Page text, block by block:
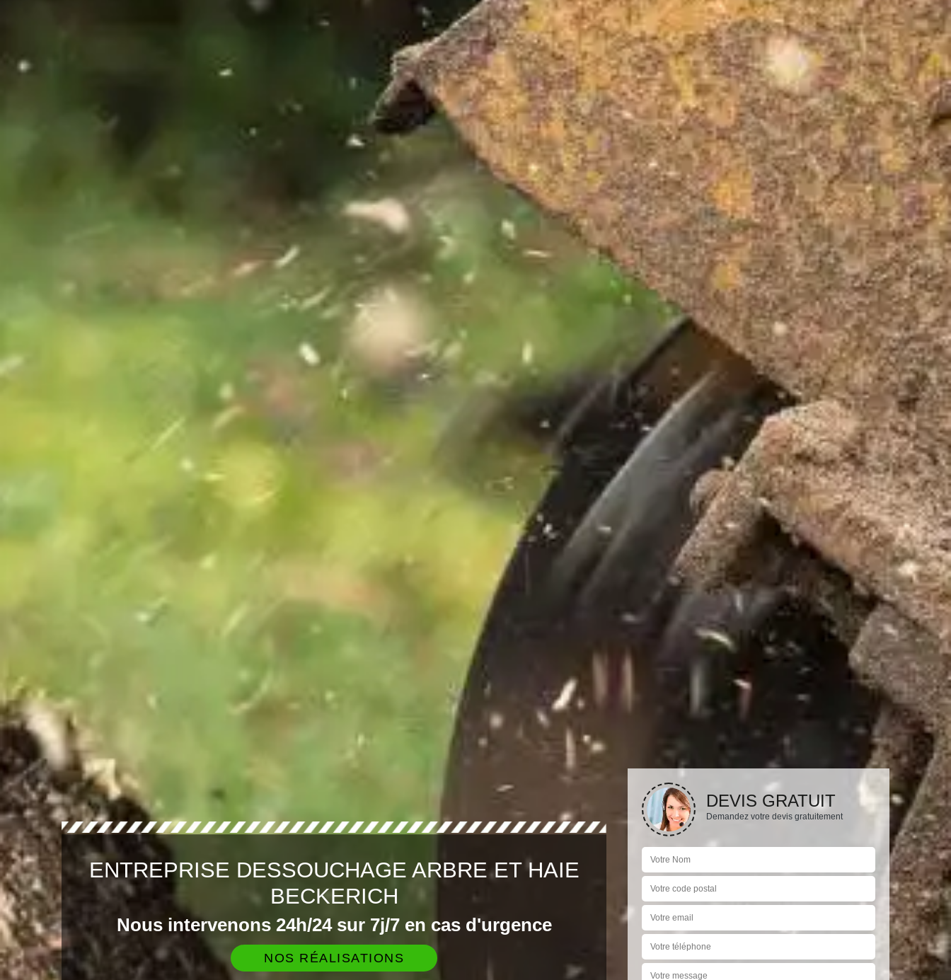
ENTREPRISE DESSOUCHAGE ARBRE ET HAIE
BECKERICH
Nous intervenons 24h/24 sur 7j/7 en cas d'urgence
NOS RÉALISATIONS
DEVIS GRATUIT
Demandez votre devis gratuitement